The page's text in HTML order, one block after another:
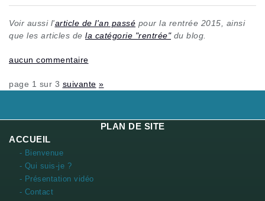
Voir aussi l'article de l'an passé pour la rentrée 2015, ainsi
que les articles de la catégorie "rentrée"du blog.
aucun commentaire
page 1 sur 3 suivante »
PLAN DE SITE
ACCUEIL
- Bienvenue
- Qui suis-je ?
- Présentation vidéo
- Contact